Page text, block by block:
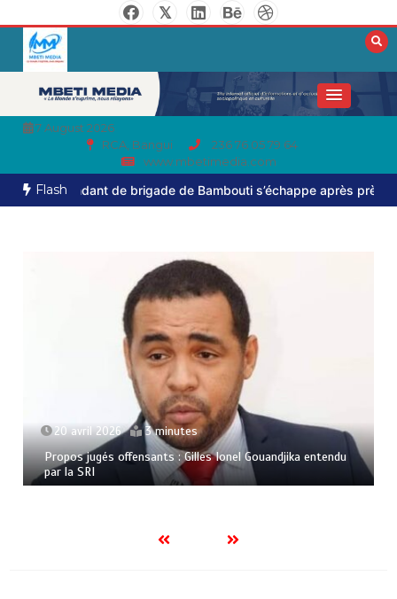
7 August 2026
RCA, Bangui
236 76 05 79 64
www.mbetimedia.com
Flashde brigade de Bambouti s’échappe après près de huit
20 avril 2026 3 minutes
Propos jugés offensants : Gilles Ionel Gouandjika entendu
par la SRI